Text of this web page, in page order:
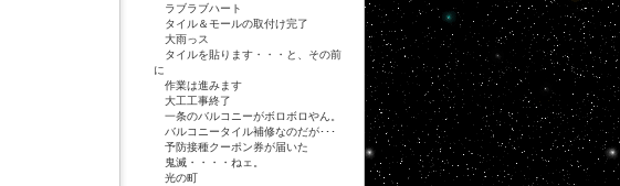
ラブラブハート
タイル＆モールの取付け完了
大雨っス
タイルを貼ります・・・と、その前
に
作業は進みます
大工工事終了
一条のバルコニーがボロボロやん。
バルコニータイル補修なのだが･･･
予防接種クーポン券が届いた
鬼滅・・・・ねェ。
光の町